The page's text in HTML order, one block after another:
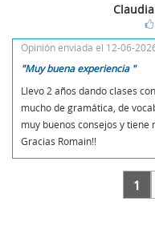
Opinión enviada el 12-06-
"Muy buena experiencia "
Llevo 2 años dando clases
mucho de gramática, de
muy buenos consejos y tiene
Gracias Romain!!
1